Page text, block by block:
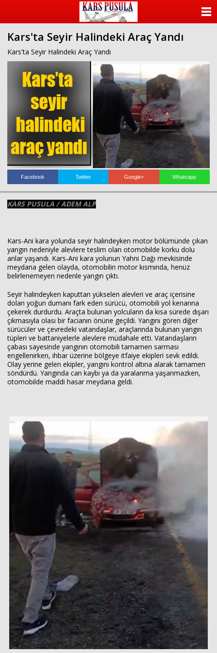
Kars'ta Seyir Halindeki Araç Yandı
Kars'ta Seyir Halindeki Araç Yandı
Facebook Twitter Google+ Whatsapp
KARS PUSULA / ADEM ALP
Kars-Ani kara yolunda seyir halindeyken motor bölümünde çıkan
yangın nedeniyle alevlere teslim olan otomobilde korku dolu
anlar yaşandı. Kars-Ani kara yolunun Yahni Dağı mevkisinde
meydana gelen olayda, otomobilin motor kısmında, henüz
belirlenemeyen nedenle yangın çıktı.
Seyir halindeyken kaputtan yükselen alevleri ve araç içerisine
dolan yoğun dumanı fark eden sürücü, otomobili yol kenarına
çekerek durdurdu. Araçta bulunan yolcuların da kısa sürede dışarı
çıkmasıyla olası bir facianın önüne geçildi. Yangını gören diğer
sürücüler ve çevredeki vatandaşlar, araçlarında bulunan yangın
tüpleri ve battaniyelerle alevlere müdahale etti. Vatandaşların
çabası sayesinde yangının otomobili tamamen sarması
engellenirken, ihbar üzerine bölgeye itfaiye ekipleri sevk edildi.
Olay yerine gelen ekipler, yangını kontrol altına alarak tamamen
söndürdü. Yangında can kaybı ya da yaralanma yaşanmazken,
otomobilde maddi hasar meydana geldi.
KATEGORİLER
ANKETLER
FOTO GALERİ
VİDEO GALERİ